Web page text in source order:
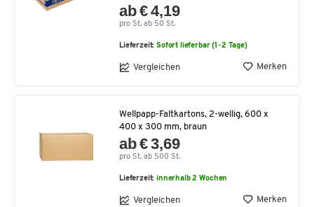
ab € 4,19
pro St. ab 50 St.
Lieferzeit:Sofort lieferbar (1-2 Tage)
Vergleichen Merken
Wellpapp-Faltkartons, 2-wellig, 600 x
400 x 300 mm, braun
ab € 3,69
pro St. ab 500 St.
Lieferzeit:innerhalb 2 Wochen
Vergleichen Merken